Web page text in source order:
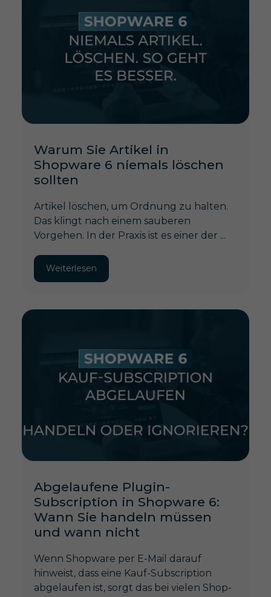
Warum Sie Artikel in
Shopware 6 niemals löschen
sollten
Artikel löschen, um Ordnung zu halten.
Das klingt nach einem sauberen
Vorgehen. In der Praxis ist es einer der ...
Weiterlesen
Abgelaufene Plugin-
Subscription in Shopware 6:
Wann Sie handeln müssen
und wann nicht
Wenn Shopware per E-Mail darauf
hinweist, dass eine Kauf-Subscription
abgelaufen ist, sorgt das bei vielen Shop-